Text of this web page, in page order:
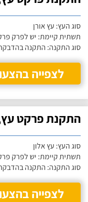
סוג העץ: עץ אורן
תשתית קיימת: יש לפרק
סוג התקנה: התקנה
לצפייה
התקנת פרקט
סוג העץ: עץ אלון
תשתית קיימת: יש לפרק
סוג התקנה: התקנה
לצפייה